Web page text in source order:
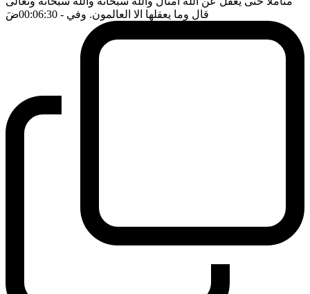
قال وما يعقلها الا العالمون. وفي - 00:06:30 ضَ